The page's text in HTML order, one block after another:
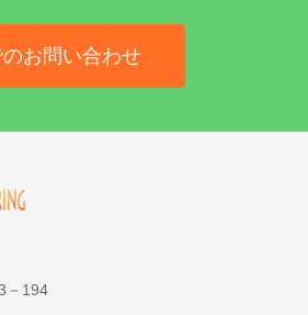
のお問い合わせ
－194